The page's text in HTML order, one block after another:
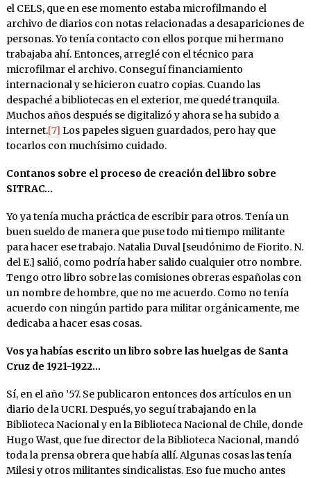
el CELS, que en ese momento estaba microfilmando el
archivo de diarios con notas relacionadas a desapariciones de
personas. Yo tenía contacto con ellos porque mi hermano
trabajaba ahí. Entonces, arreglé con el técnico para
microfilmar el archivo. Conseguí financiamiento
internacional y se hicieron cuatro copias. Cuando las
despaché a bibliotecas en el exterior, me quedé tranquila.
Muchos años después se digitalizó y ahora se ha subido a
internet.[7] Los papeles siguen guardados, pero hay que
tocarlos con muchísimo cuidado.
Contanos sobre el proceso de creación del libro sobre
SITRAC…
Yo ya tenía mucha práctica de escribir para otros. Tenía un
buen sueldo de manera que puse todo mi tiempo militante
para hacer ese trabajo. Natalia Duval [seudónimo de Fiorito. N.
del E.] salió, como podría haber salido cualquier otro nombre.
Tengo otro libro sobre las comisiones obreras españolas con
un nombre de hombre, que no me acuerdo. Como no tenía
acuerdo con ningún partido para militar orgánicamente, me
dedicaba a hacer esas cosas.
Vos ya habías escrito un libro sobre las huelgas de Santa
Cruz de 1921-1922…
Sí, en el año ’57. Se publicaron entonces dos artículos en un
diario de la UCRI. Después, yo seguí trabajando en la
Biblioteca Nacional y en la Biblioteca Nacional de Chile, donde
Hugo Wast, que fue director de la Biblioteca Nacional, mandó
toda la prensa obrera que había allí. Algunas cosas las tenía
Milesi y otros militantes sindicalistas. Eso fue mucho antes